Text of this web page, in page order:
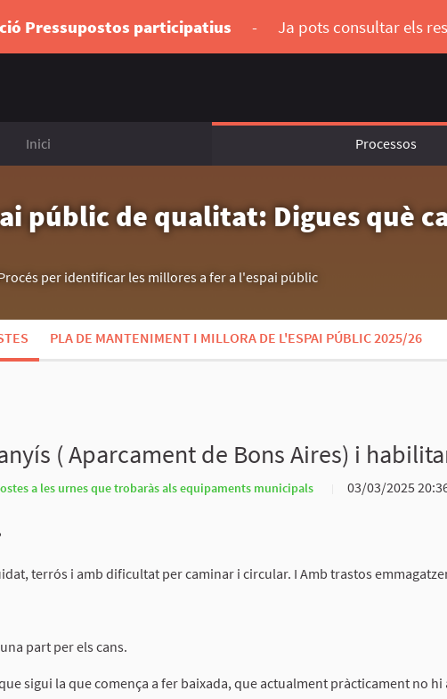
Pressupostos participatius - Ja pots consultar els
Inici Processos
públic de qualitat: Digues què
per identificar les millores a fer a l'espai públic
PLA DE MANTENIMENT I MILLORA DE L'ESPAI PÚBLIC 2025/26
( Aparcament de Bons Aires) i
a les urnes que trobaràs als equipaments municipals
03/03/2025
terrós i amb dificultat per caminar i circular. I Amb trastos
part per els cans.
sigui la que comença a fer baixada, que actualment pràcticament no